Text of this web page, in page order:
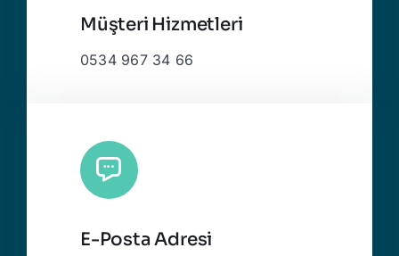
Müşteri Hizmetleri
0534 967 34 66
E-Posta Adresi